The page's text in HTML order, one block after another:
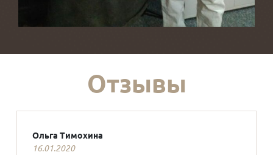
Отзывы
Ольга Тимохина
16.01.2020